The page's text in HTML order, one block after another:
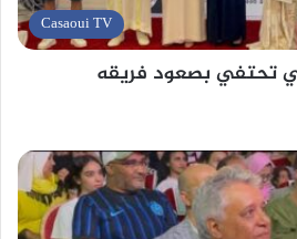
Casaoui TV
تحتفي بصعود فريقه